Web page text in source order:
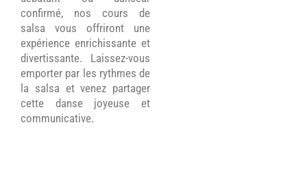
confirmé, nos cours de
salsa vous offriront une
expérience enrichissante et
divertissante. Laissez-vous
emporter par les rythmes de
la salsa et venez partager
cette danse joyeuse et
communicative.